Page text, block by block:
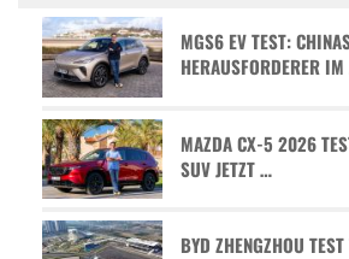
MGS6 EV TEST:
HERAUSFORDERER
MAZDA CX-5 2026
SUV JETZT …
BYD ZHENGZHOU